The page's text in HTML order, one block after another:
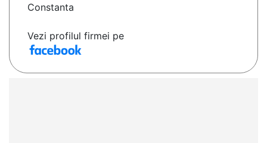
Constanta
Vezi profilul firmei pe